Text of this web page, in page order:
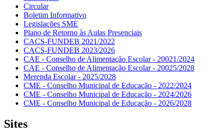
Circular
Boletim Informativo
Legislações SME
Plano de Retorno às Aulas Presenciais
CACS-FUNDEB 2021/2022
CACS-FUNDEB 2023/2026
CAE - Conselho de Alimentação Escolar - 20021/2024
CAE - Conselho de Alimentação Escolar - 20025/2028
Merenda Escolar - 2025/2028
CME - Conselho Municipal de Educação - 2022/2024
CME - Conselho Municipal de Educação - 2024/2026
CME - Conselho Municipal de Educação - 2026/2028
Sites